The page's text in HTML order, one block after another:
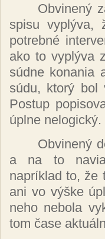
Obvinený
spisu
potrebné
ako tovyplýva
súdne konania
súdu, ktorý bol
Postup
úplne nelogický.
Obvinený
a na to
napríkladto, že
ani vo výške
neho nebola
tom čase